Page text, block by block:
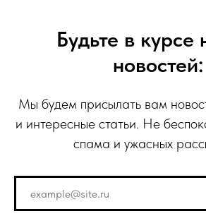
Будьте в курсе
новостей:
Мы будем присылать вам
и интересные статьи. Не
спама и ужасных